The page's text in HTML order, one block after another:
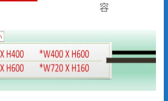
門讓愛傳進門 彰化縣獨居
容